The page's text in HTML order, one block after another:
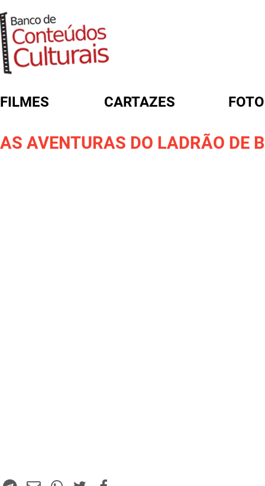
FILMES CARTAZES
AS AVENTURAS DO LADRÃO DE
FORMULÁRIO DE BUSCA